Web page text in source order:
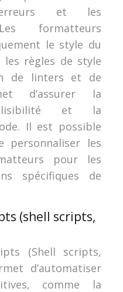
et les
formatteurs
le style du
règles de style
de linters et de
d’assurer la
lisibilité et la
Il est possible
personnaliser les
pour les
spécifiques de
(shell scripts,
(Shell scripts,
d’automatiser
comme la